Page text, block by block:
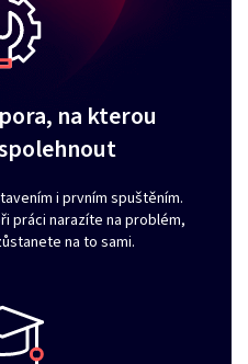
na kterou
i prvním spuštěním.
práci narazíte na problém,
na to sami.